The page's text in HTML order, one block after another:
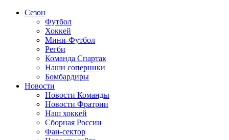
Сезон
Футбол
Хоккей
Мини-Футбол
Регби
Команда Спартак
Наши соперники
Бомбардиры
Новости
Новости Команды
Новости Фратрии
Наш хоккей
Сборная России
Фан-cектор